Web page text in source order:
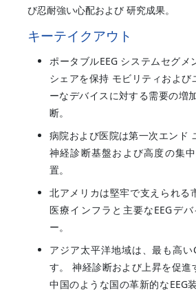
び忍耐強い心配および 研究成果。
キーテイクアウト
ポータブルEEG システムセグ
シェアを保持 モビリティおよび
ーなデバイスに対する需要の増
断。
病院および医院は第一次エンド
神経診断基盤および高度の集
置。
北アメリカは堅牢で支えられる
医療インフラと主要なEEGデ
ー。
アジア太平洋地域は、最も高い
す。 神経診断および上昇を促進
中国のような国の革新的なEEG